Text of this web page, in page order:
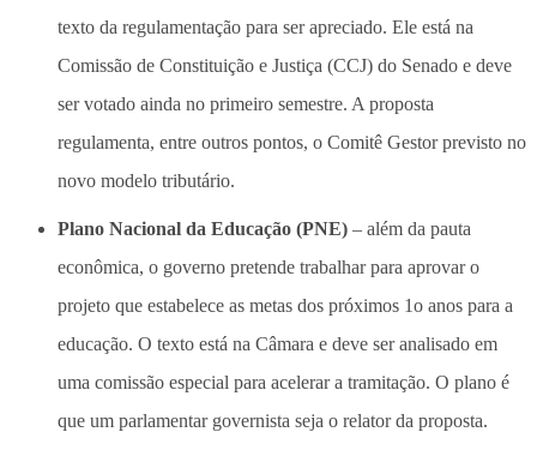
texto da regulamentação para ser apreciado. Ele está na
Comissão de Constituição e Justiça (CCJ) do Senado e deve
ser votado ainda no primeiro semestre. A proposta
regulamenta, entre outros pontos, o Comitê Gestor previsto no
novo modelo tributário.
Plano Nacional da Educação (PNE) – além da pauta
econômica, o governo pretende trabalhar para aprovar o
projeto que estabelece as metas dos próximos 1o anos para a
educação. O texto está na Câmara e deve ser analisado em
uma comissão especial para acelerar a tramitação. O plano é
que um parlamentar governista seja o relator da proposta.